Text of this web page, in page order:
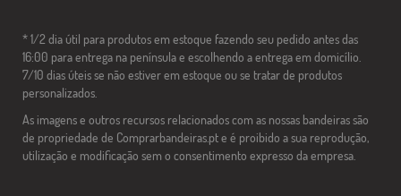
* 1/2 dia útil para produtos em estoque fazendo seu pedido antes das
16:00 para entrega na península e escolhendo a entrega em domicílio.
7/10 dias úteis se não estiver em estoque ou se tratar de produtos
personalizados.
As imagens e outros recursos relacionados com as nossas bandeiras são
de propriedade de Comprarbandeiras.pt e é proibido a sua reprodução,
utilização e modificação sem o consentimento expresso da empresa.